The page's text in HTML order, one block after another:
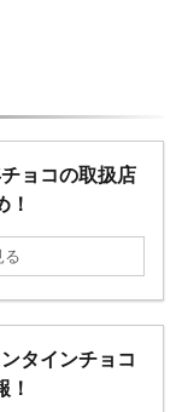
ョコの取扱店
！
る
タインチョコ
！